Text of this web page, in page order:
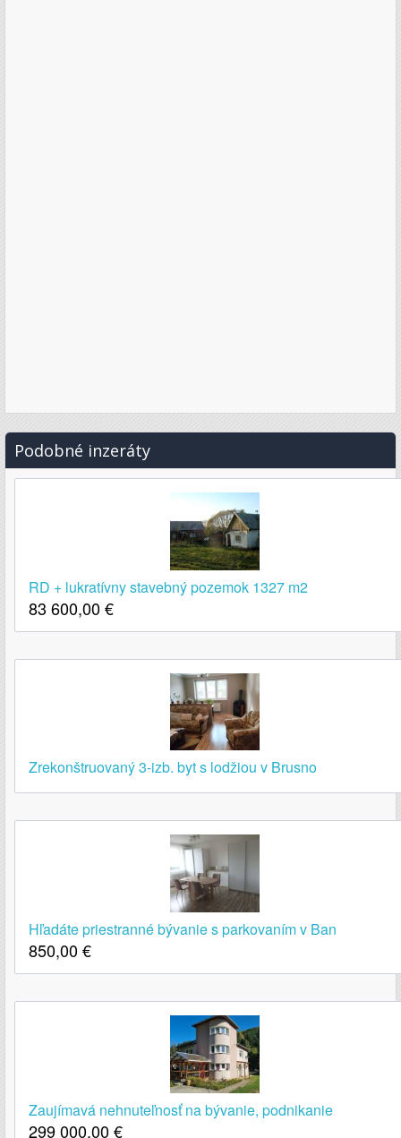
Podobné inzeráty
RD + lukratívny stavebný pozemok 1327 m2
83 600,00€
Zrekonštruovaný 3-izb. byt s lodžiou v Brusno
Hľadáte priestranné bývanie s parkovaním v Ban
850,00€
Zaujímavá nehnuteľnosť na bývanie, podnikanie
299 000,00€